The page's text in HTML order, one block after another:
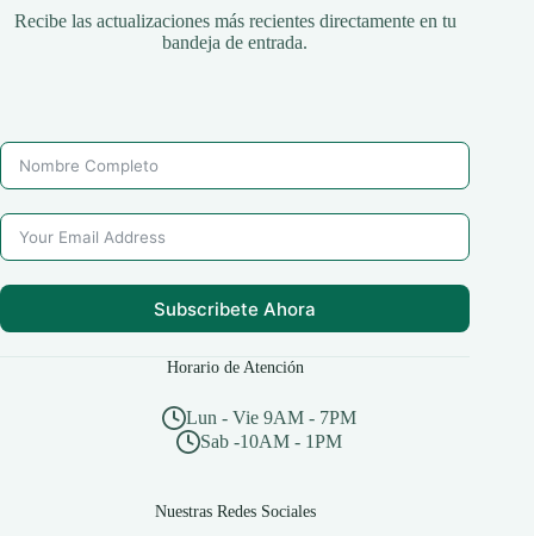
Recibe las actualizaciones más recientes directamente en tu
bandeja de entrada.
Subscribete Ahora
Horario de Atención
Lun - Vie 9AM - 7PM
Sab -10AM - 1PM
Nuestras Redes Sociales